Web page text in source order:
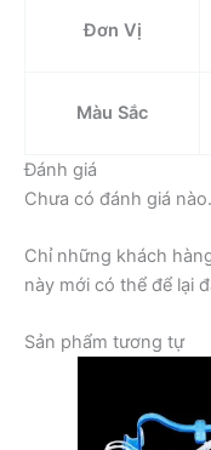
Đơn Vị
Màu Sắc
Đánh giá
Chưa có đánh giá nào.
Chỉ những khách
này mới có thể để lại
Sản phẩm tương tự